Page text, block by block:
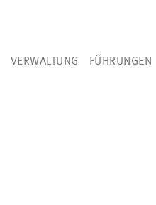
VERWALTUNG FÜHRUNGEN